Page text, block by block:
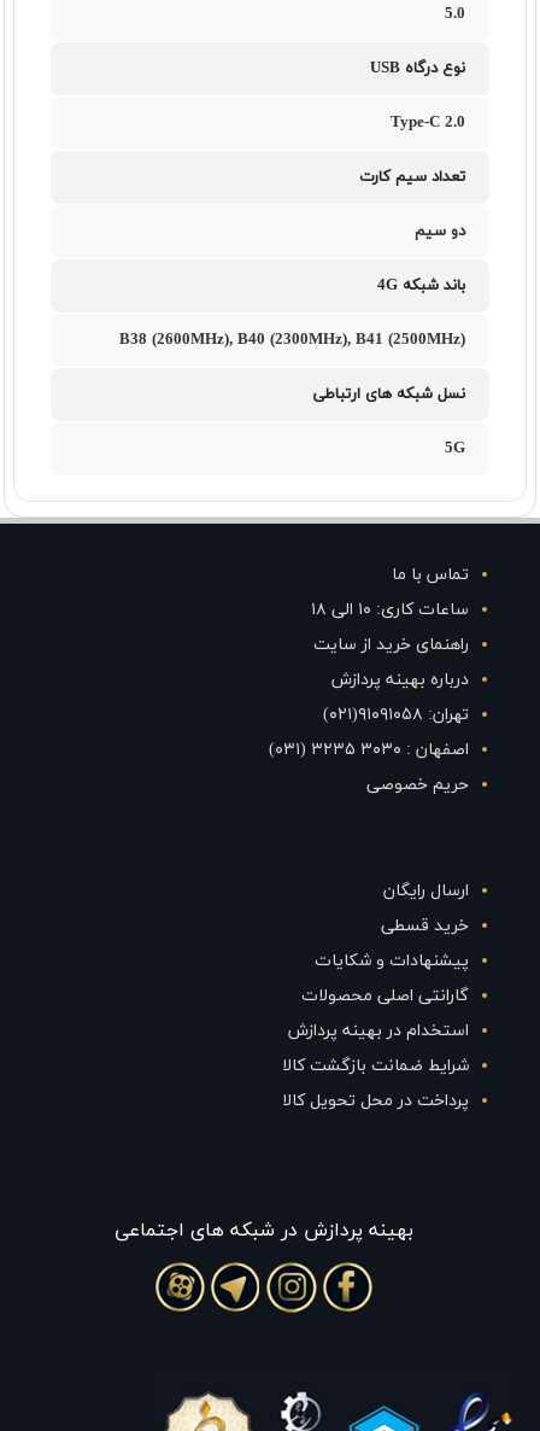
5.0
نوع درگاه USB
Type-C 2.0
تعداد سیم کارت
دو سیم
باند شبکه 4G
B38 (2600MHz), B40 (2300MHz), B41 (2500MHz)
نسل شبکه های ارتباطی
5G
تماس با ما
ساعات کاری: ۱۰ الی ۱۸
راهنمای خرید از سایت
درباره بهینه پردازش
تهران: ۹۱۰۹۱۰۵۸(۰۲۱)
اصفهان : ۳۰۳۰ ۳۲۳۵ (۰۳۱)
حریم خصوصی
ارسال رایگان
خرید قسطی
پیشنهادات و شکایات
گارانتی اصلی محصولات
استخدام در بهینه پردازش
شرایط ضمانت بازگشت کالا
پرداخت در محل تحویل کالا
بهينه پردازش در شبکه های اجتماعی